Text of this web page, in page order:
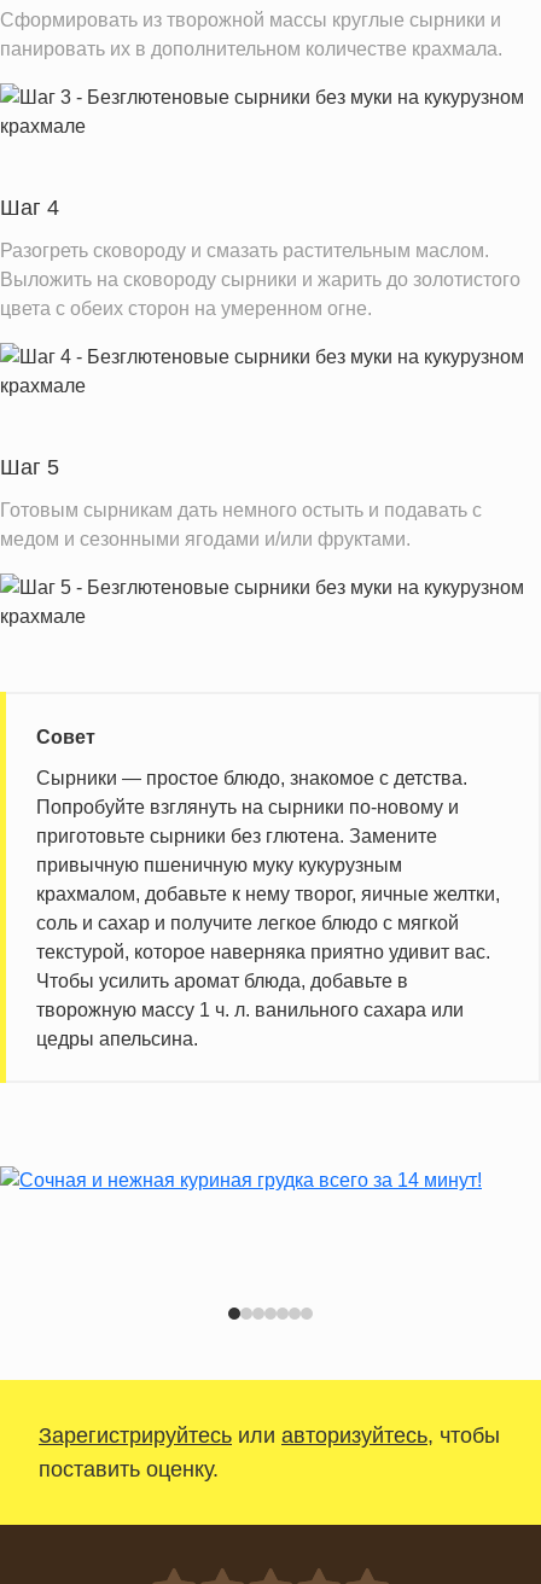
Насыщенные жиры
5.4 г
Добавленный сахар
0.3 ч.л.
Информация для одной порции
Сформировать из творожной массы круглые сырники и
панировать их в дополнительном количестве крахмала.
Шаг 4
Разогреть сковороду и смазать растительным маслом.
Выложить на сковороду сырники и жарить до золотистого
цвета с обеих сторон на умеренном огне.
Шаг 5
Готовым сырникам дать немного остыть и подавать с
медом и сезонными ягодами и/или фруктами.
Совет
Сырники — простое блюдо, знакомое с детства.
Попробуйте взглянуть на сырники по-новому и
приготовьте сырники без глютена. Замените
привычную пшеничную муку кукурузным
крахмалом, добавьте к нему творог, яичные желтки,
соль и сахар и получите легкое блюдо с мягкой
текстурой, которое наверняка приятно удивит вас.
Чтобы усилить аромат блюда, добавьте в
творожную массу 1 ч. л. ванильного сахара или
цедры апельсина.
Зарегистрируйтесь или авторизуйтесь, чтобы
поставить оценку.